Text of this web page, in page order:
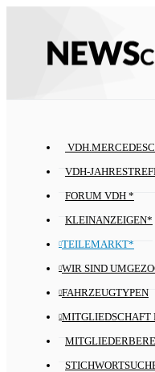
VDH-
FORUM VDH *
KLEINANZEIGEN*
TEILEMARKT*
WIR SIND
FAHRZEUGTYPEN
MITGLIEDSCHAFT